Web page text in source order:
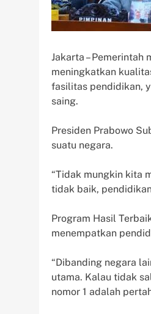
Jakarta –
meningkatkan
fasilitas pendidikan,
saing.
Presiden Prabowo
suatu negara.
“Tidak mungkin kita
tidak baik,
Program Hasil
menempatkan
“Dibanding negara
utama. Kalau tidak
nomor 1 adalah